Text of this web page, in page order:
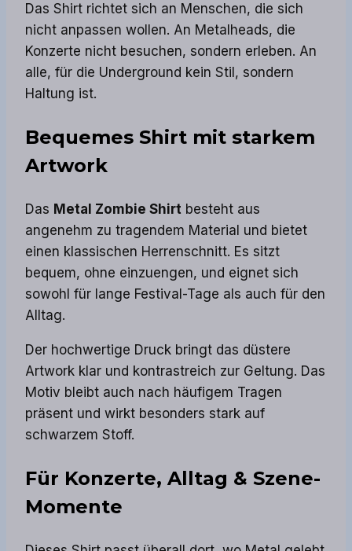
Das Shirt richtet sich an Menschen, die sich
nicht anpassen wollen. An Metalheads, die
Konzerte nicht besuchen, sondern erleben. An
alle, für die Underground kein Stil, sondern
Haltung ist.
Bequemes Shirt mit starkem
Artwork
Das Metal Zombie Shirt besteht aus
angenehm zu tragendem Material und bietet
einen klassischen Herrenschnitt. Es sitzt
bequem, ohne einzuengen, und eignet sich
sowohl für lange Festival-Tage als auch für den
Alltag.
Der hochwertige Druck bringt das düstere
Artwork klar und kontrastreich zur Geltung. Das
Motiv bleibt auch nach häufigem Tragen
präsent und wirkt besonders stark auf
schwarzem Stoff.
Für Konzerte, Alltag & Szene-
Momente